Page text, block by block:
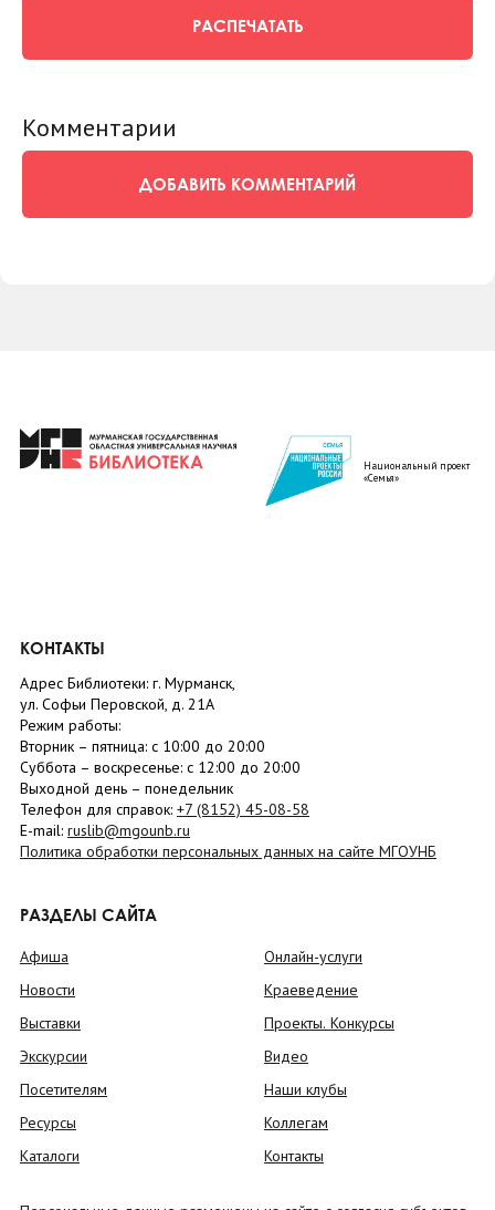
РАСПЕЧАТАТЬ
Комментарии
ДОБАВИТЬ КОММЕНТАРИЙ
Национальный проект
«Семья»
КОНТАКТЫ
Адрес Библиотеки: г. Мурманск,
ул. Софьи Перовской, д. 21А
Режим работы:
Вторник – пятница: с 10:00 до 20:00
Суббота – воскресенье: c 12:00 до 20:00
Выходной день – понедельник
Телефон для справок: +7 (8152) 45-08-58
E-mail: ruslib@mgounb.ru
Политика обработки персональных данных на сайте МГОУНБ
РАЗДЕЛЫ САЙТА
Афиша
Новости
Выставки
Экскурсии
Посетителям
Ресурсы
Каталоги
Онлайн-услуги
Краеведение
Проекты. Конкурсы
Видео
Наши клубы
Коллегам
Контакты